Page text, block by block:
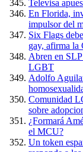
Televisa
En Florida,
impulsor del
Six Flags
gay, afirma la
Abren en
LGBT
Adolfo
Comunidad
sobre
¿Formará
el MCU?
Un token